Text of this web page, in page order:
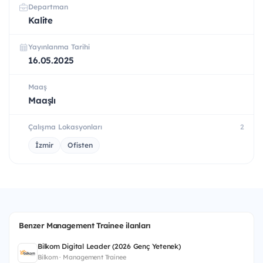
Departman
Kalite
Yayınlanma Tarihi
16.05.2025
Maaş
Maaşlı
Çalışma Lokasyonları 2
İzmir Ofisten
Benzer Management Trainee ilanları
Bilkom Digital Leader (2026 Genç Yetenek)
Bilkom · Management Trainee